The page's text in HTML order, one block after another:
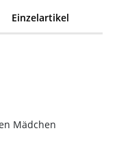
Einzelartikel
Mädchen